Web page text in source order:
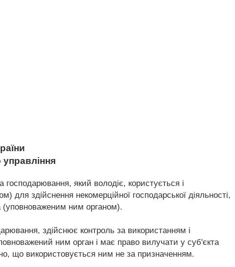
який володіє, користується і
здійснення некомерційної господарської діяльності,
ним органом).
здійснює контроль за використанням і
ним орган і має право вилучати у суб'єкта
що використовується ним не за призначенням.